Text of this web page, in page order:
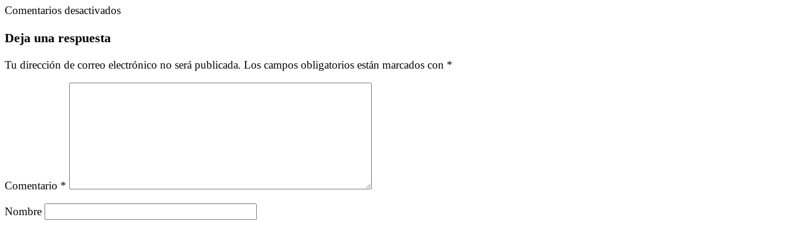
Comentarios desactivadosen
la
Deja una respuesta
Tu dirección de correo electrónico no será publicada. Los campos obligatorios están marcados con *
Comentario *
Nombre